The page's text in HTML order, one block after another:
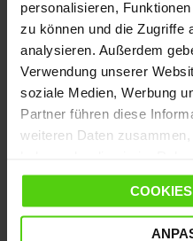
personalisieren,
zu können und die Zugriffe
analysieren. Außerdem
Verwendung unserer
soziale Medien, Werbung
Partner führen diese
weiteren Daten
gesammelt haben.
Name
Telefon